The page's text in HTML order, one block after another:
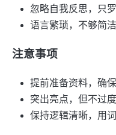
忽略自我反思，只
语言繁琐，不够简洁
注意事项
提前准备资料，确
突出亮点，但不过
保持逻辑清晰，用